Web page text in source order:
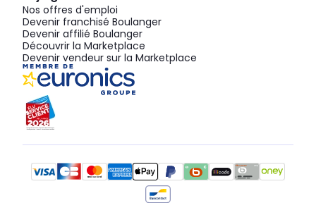
Nos offres d'emploi
Devenir franchisé Boulanger
Devenir affilié Boulanger
Découvrir la Marketplace
Devenir vendeur sur la Marketplace